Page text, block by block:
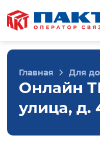
Главная Для
Онлайн
улица, д.